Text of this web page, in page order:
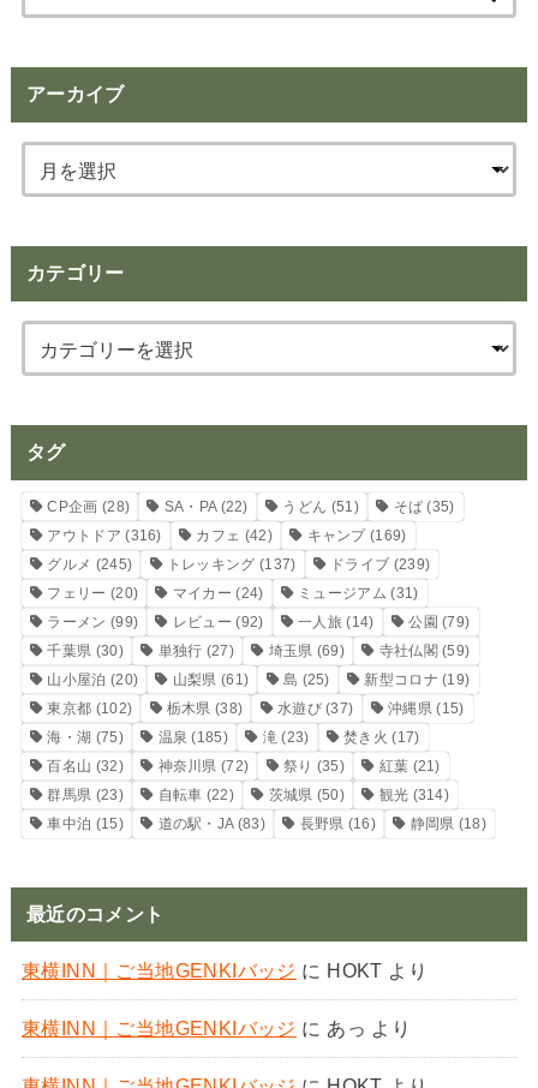
索:
アーカイブ
カテゴリー
タグ
CP企画 (28) SA・PA(22) うどん (51) そば (35)
アウトドア (316) カフェ (42) キャンプ(169)
グルメ (245) トレッキング (137) ドライブ (239)
フェリー (20) マイカー (24) ミュージアム (31)
ラーメン (99) レビュー (92) 一人旅 (14) 公園 (79)
千葉県 (30) 単独行 (27) 埼玉県 (69) 寺社仏閣 (59)
山小屋泊 (20) 山梨県 (61) 島 (25) 新型コロナ (19)
東京都 (102) 栃木県 (38) 水遊び(37) 沖縄県 (15)
海・湖 (75) 温泉 (185) 滝 (23) 焚き火 (17)
百名山 (32) 神奈川県 (72) 祭り (35) 紅葉 (21)
群馬県 (23) 自転車 (22) 茨城県 (50) 観光 (314)
車中泊 (15) 道の駅・JA(83) 長野県 (16) 静岡県 (18)
最近のコメント
東横INN｜ご当地GENKIバッジ に HOKT より
東横INN｜ご当地GENKIバッジ に あっ より